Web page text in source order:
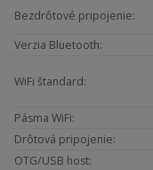
Bezdrôtové pripojenie:
Verzia Bluetooth:
WiFi štandard:
Pásma WiFi:
Drôtová pripojenie:
OTG/USB host: